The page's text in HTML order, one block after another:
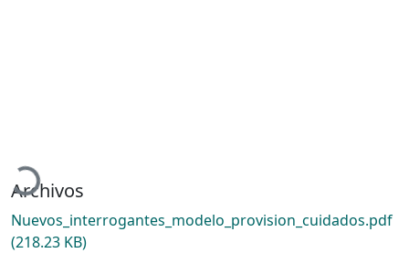
Cargando...
Archivos
Nuevos_interrogantes_modelo_provision_cuidados.pdf
(218.23 KB)